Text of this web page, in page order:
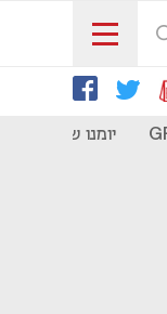
יומנו של